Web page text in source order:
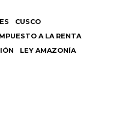
CUSCO
A LA RENTA
LEY AMAZONÍA